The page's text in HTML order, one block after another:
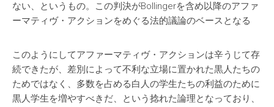
ない、というもの。この判決がBollingerを含め以降のアファ
ーマティヴ・アクションをめぐる法的議論のベースとなる
このようにしてアファーマティヴ・アクションは辛うじて存
続できたが、差別によって不利な立場に置かれた黒人たちの
ためではなく、多数を占める白人の学生たちの利益のために
黒人学生を増やすべきだ、という捻れた論理となっており、